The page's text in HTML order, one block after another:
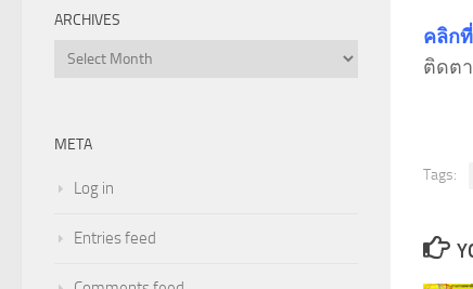
คลิก
ติดต
Tags:
ARCHIVES
Archives
META
Log in
Entries feed